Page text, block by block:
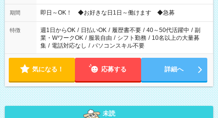
仕事により勤務時間が異なります
期間 即日～OK！ ◆お好きな日1日～働けます ◆急募
特徴 週1日からOK / 日払いOK / 履歴書不要 / 40～50代活躍中 / 副
業・WワークOK / 服装自由 / シフト勤務 / 10名以上の大量募
集 / 電話対応なし / パソコンスキル不要
気になる！ 応募する 詳細へ
未読